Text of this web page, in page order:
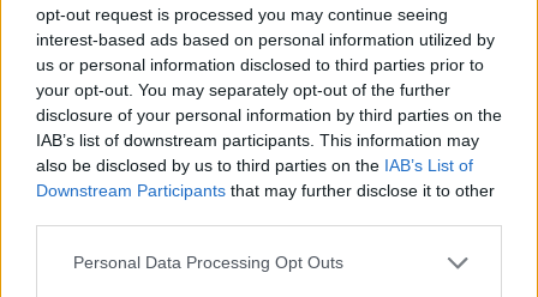
opt-out request is processed you may continue seeing
interest-based ads based on personal information utilized by
us or personal information disclosed to third parties prior to
your opt-out. You may separately opt-out of the further
disclosure of your personal information by third parties on the
IAB’s list of downstream participants. This information may
also be disclosed by us to third parties on the IAB’s List of
Downstream Participants that may further disclose it to other
Personal Data Processing Opt Outs
KULTŪRA
Ērģeles pludmalē, cirks Rīgā un teātris
Valmierā: kur doties šajās brīvdienās?
PĀRDOMĀM
mierinājums. Skaidro Diāna Zande